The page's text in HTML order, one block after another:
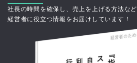
社長の時間を確保し、売上を上げる方法など
経営者に役立つ情報をお届けしています！